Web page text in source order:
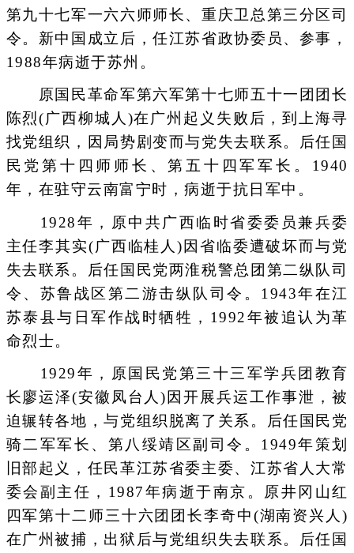
第九十七军一六六师师长、重庆卫总第三分区司
令。新中国成立后，任江苏省政协委员、参事，
1988年病逝于苏州。
原国民革命军第六军第十七师五十一团团长
陈烈(广西柳城人)在广州起义失败后，到上海寻
找党组织，因局势剧变而与党失去联系。后任国
民党第十四师师长、第五十四军军长。1940
年，在驻守云南富宁时，病逝于抗日军中。
1928年，原中共广西临时省委委员兼兵委
主任李其实(广西临桂人)因省临委遭破坏而与党
失去联系。后任国民党两淮税警总团第二纵队司
令、苏鲁战区第二游击纵队司令。1943年在江
苏泰县与日军作战时牺牲，1992年被追认为革
命烈士。
1929年，原国民党第三十三军学兵团教育
长廖运泽(安徽凤台人)因开展兵运工作事泄，被
迫辗转各地，与党组织脱离了关系。后任国民党
骑二军军长、第八绥靖区副司令。1949年策划
旧部起义，任民革江苏省委主委、江苏省人大常
委会副主任，1987年病逝于南京。原井冈山红
四军第十二师三十六团团长李奇中(湖南资兴人)
在广州被捕，出狱后与党组织失去联系。后任国